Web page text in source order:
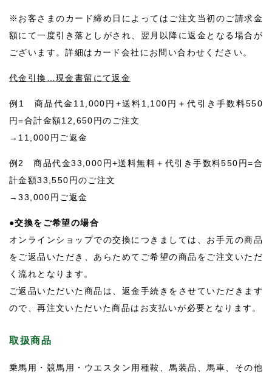
※お客さまのカード締め日によってはご注文当初のご請求金
額にて一度引き落としがされ、翌月以降に返金となる場合が
ございます。詳細はカード会社にお問い合わせください。
代金引換…現金書留にて返金
例1 商品代金11,000円+送料1,100円＋代引き手数料550
円=合計金額12,650円のご注文
→11,000円ご返金
例2 商品代金33,000円+送料無料＋代引き手数料550円=合
計金額33,550円のご注文
→33,000円ご返金
●交換をご希望の場合
オンラインショップでの交換につきましては、お手元の商品
をご返品いただき、あらためてご希望の商品をご注文いただ
く流れとなります。
ご返品いただいた商品は、返金手続きをさせていただきます
ので、再注文いただいた商品はお支払いが必要となります。
取扱商品
乗馬用・競馬用・ウエスタン用種鞍、馬装品、馬車、その他